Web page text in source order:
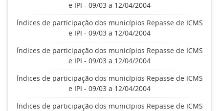
e IPI - 09/03 a 12/04/2004
Índices de participação dos municípios Repasse de ICMS
e IPI - 09/03 a 12/04/2004
Índices de participação dos municípios Repasse de ICMS
e IPI - 09/03 a 12/04/2004
Índices de participação dos municípios Repasse de ICMS
e IPI - 09/03 a 12/04/2004
Índices de participação dos municípios Repasse de ICMS